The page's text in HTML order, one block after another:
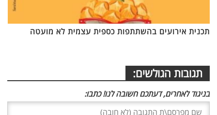
תכנית אירועים בהשתתפות כספית עצמית לא מועטה
תגובות הגולשים:
בניגוד לאחרים, דעתכם חשובה לנו! כתבו: